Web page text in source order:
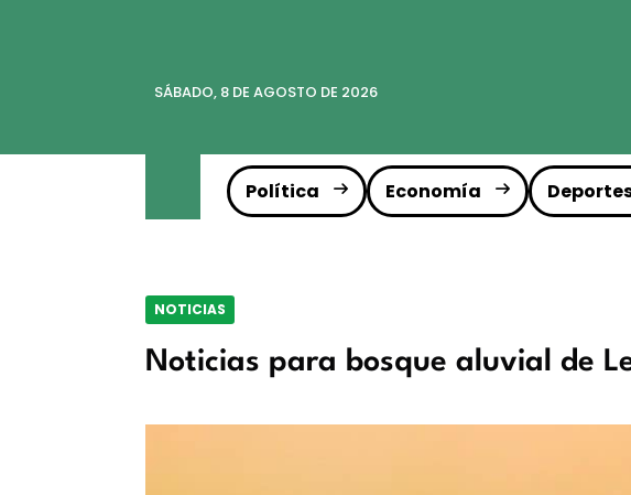
SÁBADO, 8 DE AGOSTO DE 2026
Política Economía
NOTICIAS
Noticias para bosque aluvial de